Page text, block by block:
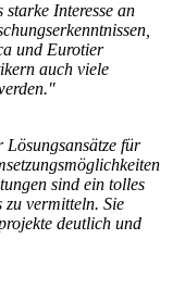
starke Interesse an
und Eurotier
auch viele
Lösungsansätze für
sind ein tolles
vermitteln. Sie
deutlich und